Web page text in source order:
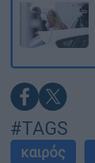
#TAGS
καιρός